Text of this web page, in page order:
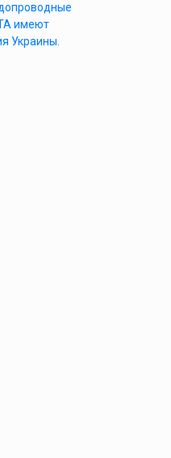
имеют
Украины.